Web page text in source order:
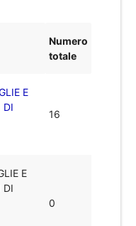
Numero
totale
E
DI
16
E
DI
0